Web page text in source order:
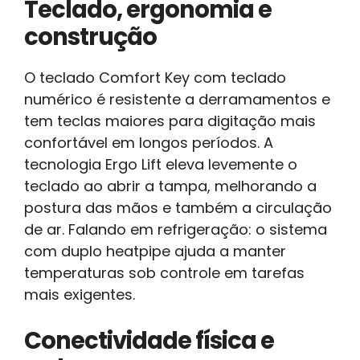
Teclado, ergonomia e
construção
O teclado Comfort Key com teclado
numérico é resistente a derramamentos e
tem teclas maiores para digitação mais
confortável em longos períodos. A
tecnologia Ergo Lift eleva levemente o
teclado ao abrir a tampa, melhorando a
postura das mãos e também a circulação
de ar. Falando em refrigeração: o sistema
com duplo heatpipe ajuda a manter
temperaturas sob controle em tarefas
mais exigentes.
Conectividade física e